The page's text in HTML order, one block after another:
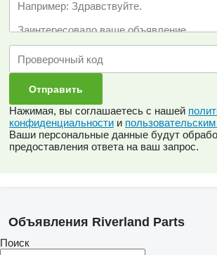
en langdurige relaties met klanten,
Geen overbodige poespas, maar duidelijke
Нажимая, вы соглашаетесь с нашей
конфиденциальности и
Ваши персональные данные будут
предоставления ответа на ваш запрос.
Объявления Riverland Parts
Поиск